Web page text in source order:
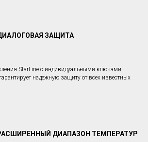
ЗАЩИТА
StarLine c индивидуальными ключами
надежную защиту от всех известных
ДИАПАЗОН ТЕМПЕРАТУР